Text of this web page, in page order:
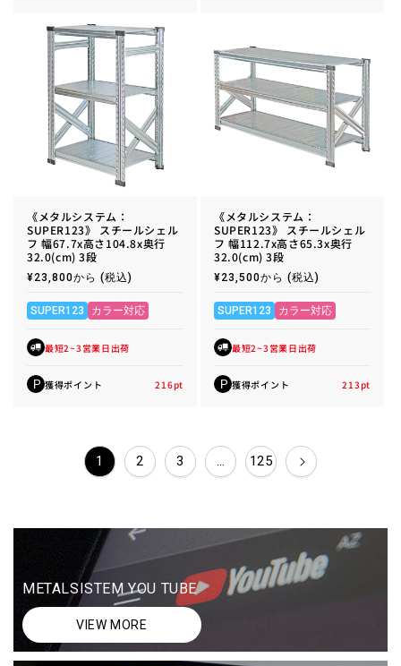
《メタルシステム：
SUPER123》 スチールシェル
フ 幅67.7x高さ104.8x奥行
32.0(cm) 3段
通
価
格
¥23,800から (税込)
SUPER123 カラー対応
最短2~3営業日出荷
P 獲得ポイント 216pt
《メタルシステム：
SUPER123》 スチールシェル
フ 幅112.7x高さ65.3x奥行
32.0(cm) 3段
通
価
格
¥23,500から (税込)
SUPER123 カラー対応
最短2~3営業日出荷
P 獲得ポイント 213pt
1 2 3 … 125
METALSISTEM YOU TUBE
VIEW MORE